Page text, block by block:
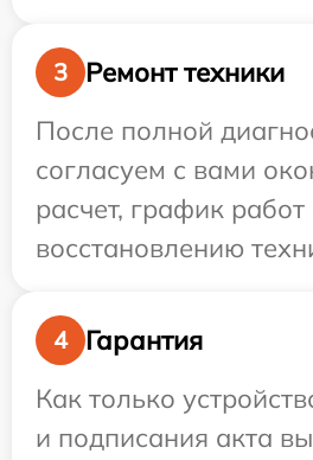
3
Ремонт техники
После полной
согласуем с вами
расчет, график
восстановлению
4
Гарантия
Как только
и подписания акта